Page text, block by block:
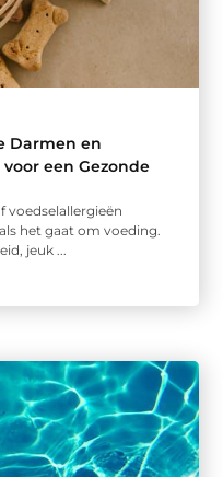
Darmen en
een Gezonde
voedselallergieën
het gaat om voeding.
jeuk ...